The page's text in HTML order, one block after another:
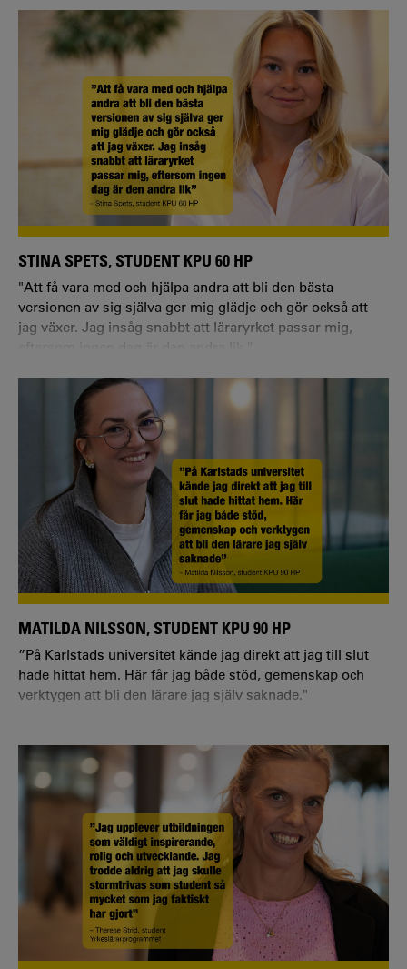
– Jag går sista året på musiklärarprogrammet, med
inriktning Instrument och ensemble. Mitt genreområde är
klassisk musik och jag spelar fiol och viola.
STINA SPETS, STUDENT KPU 60 HP
"Att få vara med och hjälpa andra att bli den bästa
versionen av sig själva ger mig glädje och gör också att
jag växer. Jag insåg snabbt att läraryrket passar mig,
MATILDA NILSSON, STUDENT KPU 90 HP
”På Karlstads universitet kände jag direkt att jag till slut
hade hittat hem. Här får jag både stöd, gemenskap och
verktygen att bli den lärare jag själv saknade."
– Jag läser KPU (Kompletterande pedagogisk utbildning
90 hp) och ska bli ämneslärare i matematik och historia.
Jag kommer bli behörig från årskurs 4 till gymnasiet, så
det känns kul!